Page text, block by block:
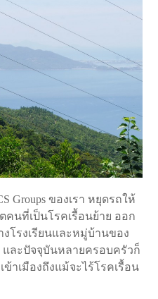
Groups ของเรา หยุดรถให้
นที่เป็นโรคเรื้อนย้าย ออก
โรงเรียนและหมู่บ้านของ
และปัจจุบันหลายครอบครัวก็
าเมืองถึงแม้จะไร้โรคเรื้อน